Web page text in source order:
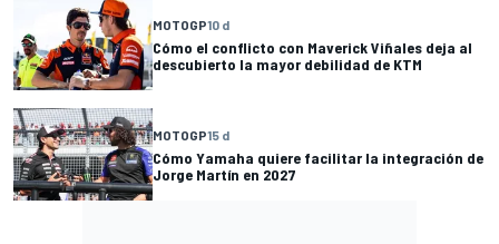
MOTOGP10 d
Cómo el conflicto con Maverick Viñales deja al
descubierto la mayor debilidad de KTM
MOTOGP15 d
Cómo Yamaha quiere facilitar la integración de
Jorge Martín en 2027